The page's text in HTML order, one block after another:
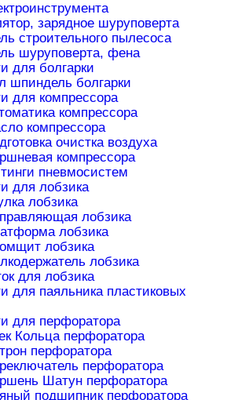
зарядное шуруповерта
строительного пылесоса
шуруповерта, фена
для болгарки
шпиндель болгарки
для компрессора
компрессора
компрессора
очистка воздуха
компрессора
пневмосистем
для лобзика
лобзика
лобзика
лобзика
лобзика
лобзика
для лобзика
для паяльника пластиковых
для перфоратора
Кольца перфоратора
перфоратора
перфоратора
Шатун перфоратора
подшипник перфоратора